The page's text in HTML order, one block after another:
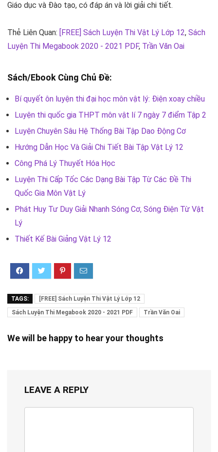
Giáo dục và Đào tạo, có đáp án và lời giải chi tiết.
Thẻ Liên Quan: [FREE] Sách Luyện Thi Vật Lý Lớp 12, Sách
Luyện Thi Megabook 2020 - 2021 PDF, Trần Văn Oai
Sách/Ebook Cùng Chủ Đề:
Bí quyết ôn luyện thi đại học môn vật lý: Điện xoay chiều
Luyện thi quốc gia THPT môn vật lí 7 ngày 7 điểm Tập 2
Luyện Chuyên Sâu Hệ Thống Bài Tập Dao Động Cơ
Hướng Dẫn Học Và Giải Chi Tiết Bài Tập Vật Lý 12
Công Phá Lý Thuyết Hóa Học
Luyện Thi Cấp Tốc Các Dạng Bài Tập Từ Các Đề Thi
Quốc Gia Môn Vật Lý
Phát Huy Tư Duy Giải Nhanh Sóng Cơ, Sóng Điện Từ Vật
Lý
Thiết Kế Bài Giảng Vật Lý 12
TAGS:
[FREE] Sách Luyện Thi Vật Lý Lớp 12
Sách Luyện Thi Megabook 2020 - 2021 PDF
Trần Văn Oai
We will be happy to hear your thoughts
LEAVE A REPLY